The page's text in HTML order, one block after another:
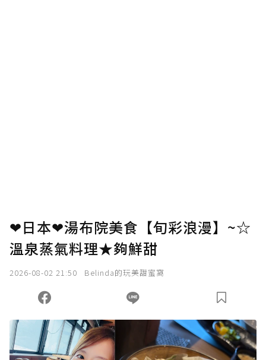
❤日本❤湯布院美食【旬彩浪漫】~☆
溫泉蒸氣料理★夠鮮甜
2026-08-02 21:50 Belinda的玩美甜蜜窩